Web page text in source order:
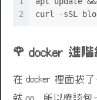
2
curl -sSL
docker 進階
在 docker 裡面拔